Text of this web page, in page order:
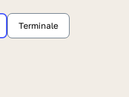
Terminale